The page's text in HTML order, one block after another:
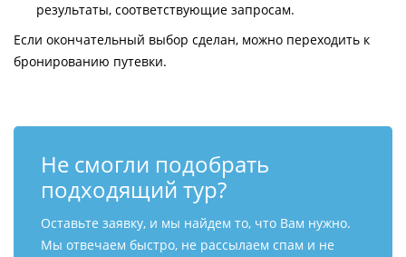
результаты, соответствующие запросам.
Если окончательный выбор сделан, можно переходить к
бронированию путевки.
Не смогли подобрать
подходящий тур?
Оставьте заявку, и мы найдем то, что Вам нужно.
Мы отвечаем быстро, не рассылаем спам и не